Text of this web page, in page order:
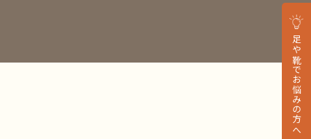
足や靴でお悩みの方へ